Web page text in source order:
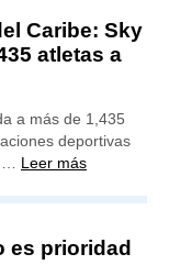
Caribe: Sky
atletas a
a más de 1,435
deportivas
Leer más
es prioridad